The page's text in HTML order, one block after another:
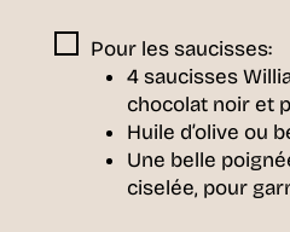
Pour les saucisses:
4 saucisses
chocolat noir et
Huile d’olive ou
Une belle
ciselée, pour